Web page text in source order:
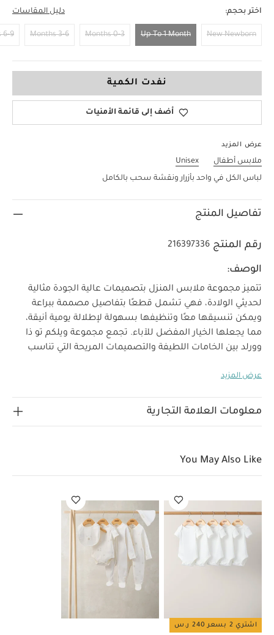
اختر بحجم: دليل المقاسات
New Newborn
Up To 1 Month
0-3 Months
3-6 Months
6-9 Months
نفدت الكمية
أضف إلى قائمة الأمنيات
عرض المزيد
ملابس أطفال
Unisex
لباس الكل في واحد بأزرار ونقشة سحب بالكامل
تفاصيل المنتج
رقم المنتج 216397336
الوصف:
تتميز مجموعة ملابس المنزل بتصميمات عالية الجودة مثالية
لحديثي الولادة، فهي تشمل قطعًا بتفاصيل مصممة ببراعة
ويمكن تنسيقها معًا وتنظيفها بسهولة لإطلالة يومية أنيقة،
مما يجعلها الخيار المفضل للآباء. تجمع مجموعة ويلكم تو ذا
وورلد بين الخامات اللطيفة والتصميمات المريحة التي تناسب
من قطن فائق النعومة بنقشة سحب وكباسين للإغلاق لسهولة
الحيوانات لتضفي عليه لمسة جذابة مميزة.
تعليمات العناية/الإرشادات:
تجفيف على درجة حرارة منخفضة
على درجة حرارة منخفضة
ممنوع التنظيف الجاف
الألوان الداكنة على حدة
يغسل مقلوبًا على الظهر
أيضاً:
طقم ألبسة قطعة واحدة بأكمام قصيرة قماش عضوي بلون أبيض
عرض المزيد
معلومات العلامة التجارية
You May Also Like
اشتري 2 بسعر 240 ر.س